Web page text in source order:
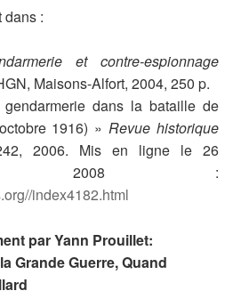
dans :
et contre-espionnage
Maisons-Alfort, 2004, 250 p.
dans la bataille de
1916) » Revue historique
2006. Mis en ligne le 26
2008 :
index4182.html
par Yann Prouillet:
Grande Guerre, Quand